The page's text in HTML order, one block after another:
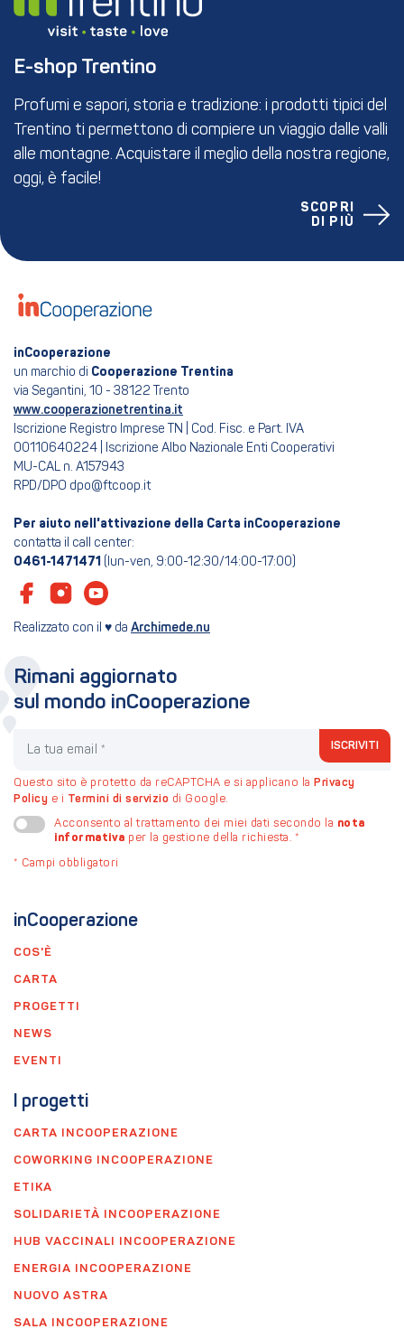
E-shop Trentino
Profumi e sapori, storia e tradizione: i prodotti tipici del
Trentino ti permettono di compiere un viaggio dalle valli
alle montagne. Acquistare il meglio della nostra regione,
oggi, è facile!
SCOPRI
DI PIÙ
inCooperazione
un marchio di Cooperazione Trentina
via Segantini, 10 - 38122 Trento
www.cooperazionetrentina.it
Iscrizione Registro Imprese TN | Cod. Fisc. e Part. IVA
00110640224 | Iscrizione Albo Nazionale Enti Cooperativi
MU-CAL n. A157943
RPD/DPO dpo@ftcoop.it
Per aiuto nell'attivazione della Carta inCooperazione
contatta il call center:
0461-1471471 (lun-ven, 9:00-12:30/14:00-17:00)
Realizzato con il ♥ da Archimede.nu
inCooperazione
COS'È
CARTA
PROGETTI
NEWS
EVENTI
I progetti
CARTA INCOOPERAZIONE
COWORKING INCOOPERAZIONE
ETIKA
SOLIDARIETÀ INCOOPERAZIONE
HUB VACCINALI INCOOPERAZIONE
ENERGIA INCOOPERAZIONE
NUOVO ASTRA
SALA INCOOPERAZIONE
Rimani aggiornato
sul mondo inCooperazione
ISCRIVITI
Questo sito è protetto da reCAPTCHA e si applicano la Privacy
Policy e i Termini di servizio di Google.
Acconsento al trattamento dei miei dati secondo la nota
informativa per la gestione della richiesta. *
* Campi obbligatori